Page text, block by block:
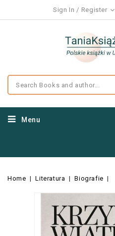
Sign In Register
Menu
Home Literatura Biografie